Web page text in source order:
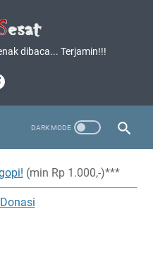
dibaca... Terjamin!!!
(min Rp 1.000,-)***